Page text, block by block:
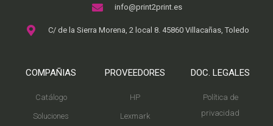
info@print2print.es
C/ de la Sierra Morena, 2 local 8. 45860 Villacañas, Toledo
COMPAÑIAS
Catálogo
Soluciones
PROVEEDORES
HP
Lexmark
DOC. LEGALES
Política de
privacidad